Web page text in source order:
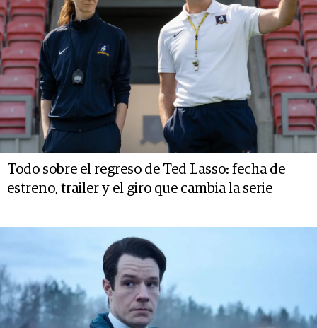
Todo sobre el regreso de Ted Lasso: fecha de
estreno, trailer y el giro que cambia la serie